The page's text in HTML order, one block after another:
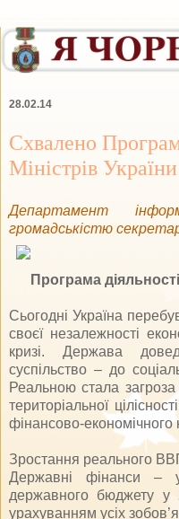
28.02.14
Схвалено
Міністрів України
Департамент
громадськістю
Програма
Сьогодні Україна
своєї незалежності
кризі. Держава
суспільство – до
Реальною стала загроза
територіальної
фінансово-економічного
Зростання реального
Державні фінанси –
державного бюджету
урахуванням усіх